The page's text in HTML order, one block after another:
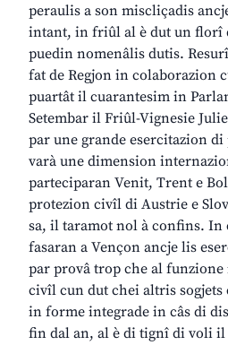
peraulis a son miscliçadis
intant, in friûl al è dut un florî
puedin nomenâlis dutis.
fat de Regjon in colaborazion
puartât il cuarantesim in
Setembar il Friûl-Vignesie
par une grande esercitazion
varà une dimension
parteciparan Venit, Trent e
protezion civîl di Austrie e
sa, il taramot nol à confins. In
fasaran a Vençon ancje lis
par provâ trop che al
civîl cun dut chei altris
in forme integrade in câs di
fin dal an, al è di tignî di voli